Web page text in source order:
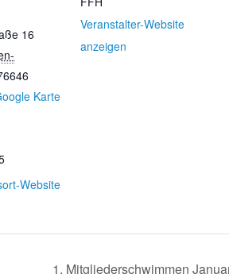
16
Karte
Website
Veranstalter-Website
anzeigen
1. Mitgliederschwimmen